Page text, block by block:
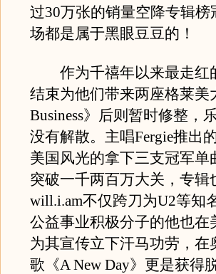
过30万张的销量空降专辑
场都是属于黑眼豆豆的！
作为千禧年以来最走红
结束为他们带来两座格莱
Business》后则暂时修整，
没有解散。主唱Fergie推出
美国风光的拿下三支冠军
突破一千两百万大关，专
will.i.am不仅跨刀为U2等知
公益事业积极分子的他也
为其宣传立下汗马功劳，
歌《A New Day》更是获得